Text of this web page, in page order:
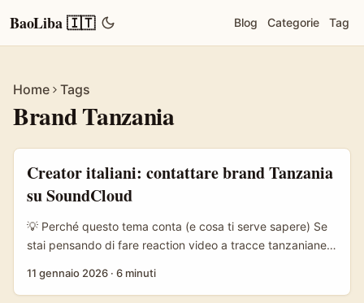
BaoLiba 🇮🇹 Blog Categorie Tag
Home Tags
Brand Tanzania
Creator italiani: contattare brand Tanzania
su SoundCloud
💡 Perché questo tema conta (e cosa ti serve sapere) Se
stai pensando di fare reaction video a tracce tanzaniane
musica dell’Africa orientale—dal Bongo Flava al dancehall
11 gennaio 2026 · 6 minuti